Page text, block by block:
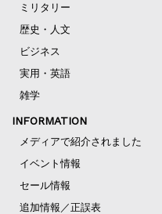
ミリタリー
歴史・人文
ビジネス
実用・英語
雑学
INFORMATION
メディアで紹介されました
イベント情報
セール情報
追加情報／正誤表